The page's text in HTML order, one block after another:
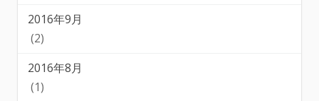
2016年9月
(2)
2016年8月
(1)